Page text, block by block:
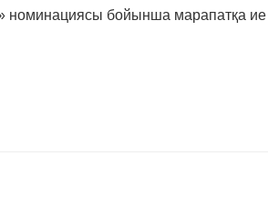
номинациясы бойынша марапатқа ие